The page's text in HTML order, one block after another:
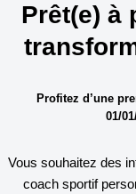
Prêt(e) à
Profitez d’une
01/
Vous souhaitez des
coach sportif